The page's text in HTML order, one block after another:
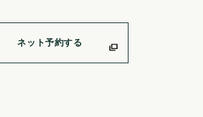
ネット予約する